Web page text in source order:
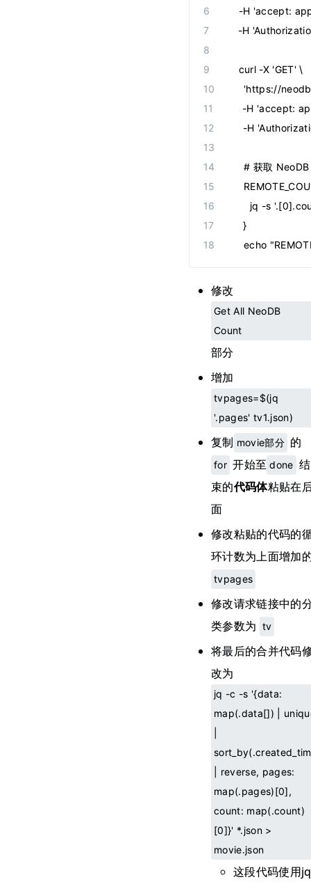
-H 'accept:
-H
    curl -X 'GET' \
'https://
-H 'accept:
-H
# 获取
jq -s
    }
echo
修改
Get All NeoDB
Count
部分
增加
tvpages=$(jq
'.pages' tv1.json)
复制 movie部分 的
for 开始至 done 结
束的代码体粘贴在
面
修改粘贴的代码的
环计数为上面增加
tvpages
修改请求链接中的
类参数为 tv
将最后的合并代码
改为
jq -c -s '{data:
map(.data[]) |
| reverse, pages:
map(.pages)[0],
count: map(.count)
[0]}' *.json >
movie.json
这段代码使用jq